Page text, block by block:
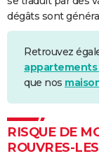
dégâts sont
Retrouvez
appartements
que nos
RISQUE DE
ROUVRES-